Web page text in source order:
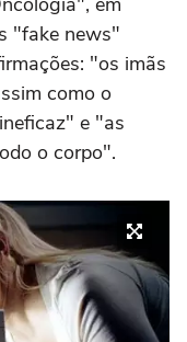
"fake news"
"os imãs
como o
e "as
o corpo".